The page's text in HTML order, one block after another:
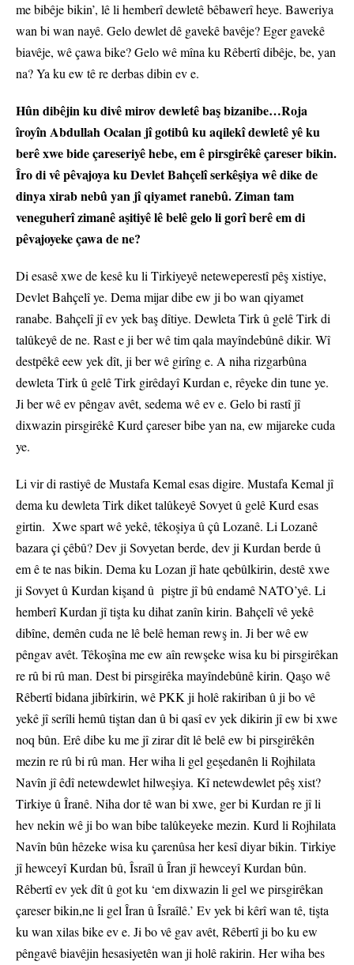
me bibêje bikin’, lê li hemberî dewletê bêbawerî heye. Baweriya
wan bi wan nayê. Gelo dewlet dê gavekê bavêje? Eger gavekê
biavêje, wê çawa bike? Gelo wê mîna ku Rêbertî dibêje, be, yan
na? Ya ku ew tê re derbas dibin ev e.
Hûn dibêjin ku divê mirov dewletê baş bizanibe…Roja
îroyîn Abdullah Ocalan jî gotibû ku aqilekî dewletê yê ku
berê xwe bide çareseriyê hebe, em ê pirsgirêkê çareser bikin.
Îro di vê pêvajoya ku Devlet Bahçelî serkêşiya wê dike de
dinya xirab nebû yan jî qiyamet ranebû. Ziman tam
veneguherî zimanê aşitiyê lê belê gelo li gorî berê em di
pêvajoyeke çawa de ne?
Di esasê xwe de kesê ku li Tirkiyeyê neteweperestî pêş xistiye,
Devlet Bahçelî ye. Dema mijar dibe ew ji bo wan qiyamet
ranabe. Bahçelî jî ev yek baş dîtiye. Dewleta Tirk û gelê Tirk di
talûkeyê de ne. Rast e ji ber wê tim qala mayîndebûnê dikir. Wî
destpêkê eew yek dît, ji ber wê girîng e. A niha rizgarbûna
dewleta Tirk û gelê Tirk girêdayî Kurdan e, rêyeke din tune ye.
Ji ber wê ev pêngav avêt, sedema wê ev e. Gelo bi rastî jî
dixwazin pirsgirêkê Kurd çareser bibe yan na, ew mijareke cuda
ye.
Li vir di rastiyê de Mustafa Kemal esas digire. Mustafa Kemal jî
dema ku dewleta Tirk diket talûkeyê Sovyet û gelê Kurd esas
girtin. Xwe spart wê yekê, têkoşiya û çû Lozanê. Li Lozanê
bazara çi çêbû? Dev ji Sovyetan berde, dev ji Kurdan berde û
em ê te nas bikin. Dema ku Lozan jî hate qebûlkirin, destê xwe
ji Sovyet û Kurdan kişand û piştre jî bû endamê NATO’yê. Li
hemberî Kurdan jî tişta ku dihat zanîn kirin. Bahçelî vê yekê
dibîne, demên cuda ne lê belê heman rewş in. Ji ber wê ew
pêngav avêt. Têkoşîna me ew aîn rewşeke wisa ku bi pirsgirêkan
re rû bi rû man. Dest bi pirsgirêka mayîndebûnê kirin. Qaşo wê
Rêbertî bidana jibîrkirin, wê PKK ji holê rakiriban û ji bo vê
yekê jî serîli hemû tiştan dan û bi qasî ev yek dikirin jî ew bi xwe
noq bûn. Erê dibe ku me jî zirar dît lê belê ew bi pirsgirêkên
mezin re rû bi rû man. Her wiha li gel geşedanên li Rojhilata
Navîn jî êdî netewdewlet hilweşiya. Kî netewdewlet pêş xist?
Tirkiye û Îranê. Niha dor tê wan bi xwe, ger bi Kurdan re jî li
hev nekin wê ji bo wan bibe talûkeyeke mezin. Kurd li Rojhilata
Navîn bûn hêzeke wisa ku çarenûsa her kesî diyar bikin. Tirkiye
jî hewceyî Kurdan bû, Îsraîl û Îran jî hewceyî Kurdan bûn.
Rêbertî ev yek dît û got ku ‘em dixwazin li gel we pirsgirêkan
çareser bikin,ne li gel Îran û Îsraîlê.’ Ev yek bi kêrî wan tê, tişta
ku wan xilas bike ev e. Ji bo vê gav avêt, Rêbertî ji bo ku ew
pêngavê biavêjin hesasiyetên wan ji holê rakirin. Her wiha bes